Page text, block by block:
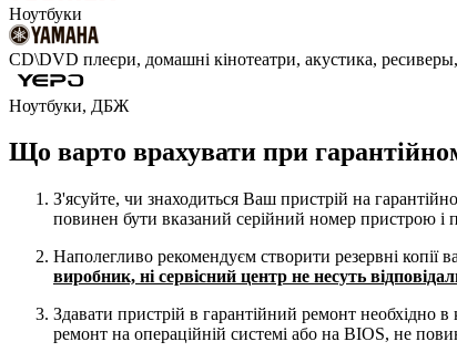
Ноутбуки
CD\DVD плеєри, домашні кінотеатри, акустика, ресиверы,
Ноутбуки, ДБЖ
Що варто врахувати при
З'ясуйте, чи знаходиться Ваш пристрій на
повинен бути вказаний серійний номер пристрою і
Наполегливо рекомендуєм створити резервні
виробник, ні сервісний центр не несуть
Здавати пристрій в гарантійний ремонт необхідно
ремонт на операційній системі або на BIOS, не